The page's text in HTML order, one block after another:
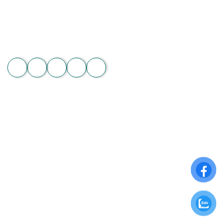
ĐĂNG KÝ NHẬN NGAY ƯU ĐÃI ĐẶC BIỆT
Để nhận những ưu đãi hấp dẫn từ Hoa Chân Thật, hãy